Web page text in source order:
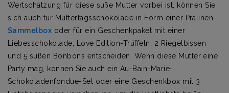
Wertschätzung für diese süße Mutter vorbei ist, können Sie
sich auch für Muttertagsschokolade in Form einer Pralinen-
Sammelbox oder für ein Geschenkpaket mit einer
Liebesschokolade, Love Edition-Trüffeln, 2 Riegelbissen
und 5 süßen Bonbons entscheiden. Wenn diese Mutter eine
Party mag, können Sie auch ein Au-Bain-Marie-
Schokoladenfondue-Set oder eine Geschenkbox mit 3